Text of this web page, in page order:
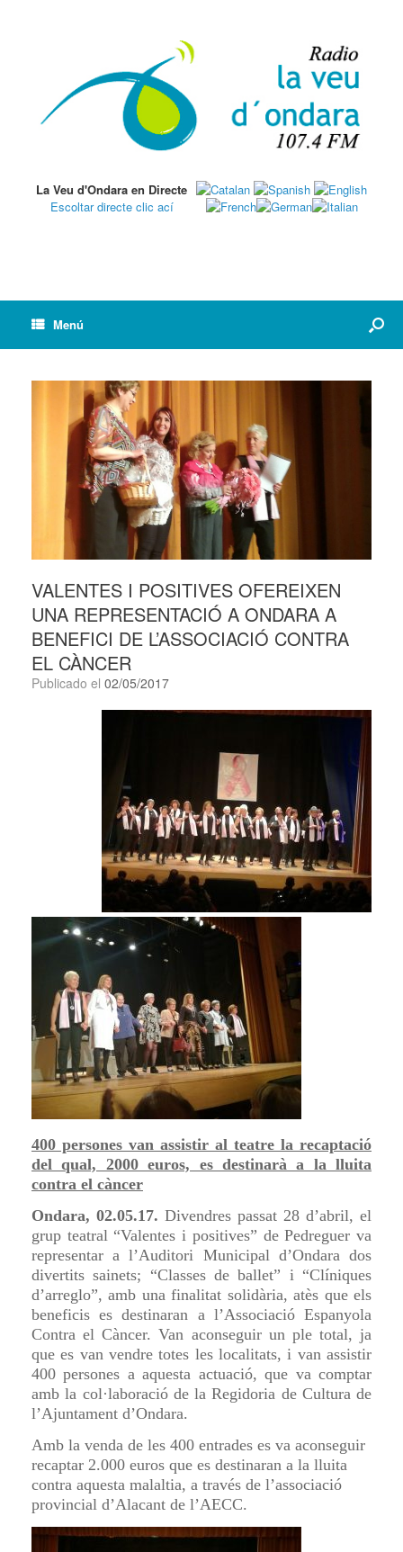
La Veu d'Ondara en Directe
Escoltar directe clic ací
Menú
VALENTES I POSITIVES OFEREIXEN
UNA REPRESENTACIÓ A ONDARA A
BENEFICI DE L’ASSOCIACIÓ CONTRA
EL CÀNCER
Publicado el 02/05/2017
400 persones van assistir al teatre la recaptació
del qual, 2000 euros, es destinarà a la lluita
contra el càncer
Ondara, 02.05.17. Divendres passat 28 d’abril, el
grup teatral “Valentes i positives” de Pedreguer va
representar a l’Auditori Municipal d’Ondara dos
divertits sainets; “Classes de ballet” i “Clíniques
d’arreglo”, amb una finalitat solidària, atès que els
beneficis es destinaran a l’Associació Espanyola
Contra el Càncer. Van aconseguir un ple total, ja
que es van vendre totes les localitats, i van assistir
400 persones a aquesta actuació, que va comptar
amb la col·laboració de la Regidoria de Cultura de
l’Ajuntament d’Ondara.
Amb la venda de les 400 entrades es va aconseguir
recaptar 2.000 euros que es destinaran a la lluita
contra aquesta malaltia, a través de l’associació
provincial d’Alacant de l’AECC.